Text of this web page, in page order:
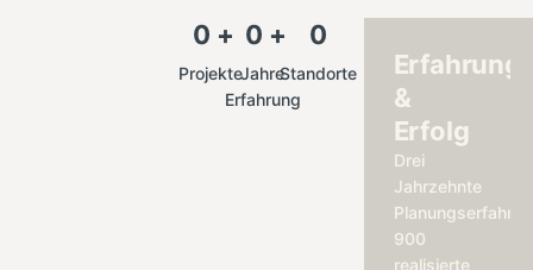
0 +
Projekte
0 +
Jahre
Erfahrung
0
Standorte
Erfahrung
&
Erfolg
Drei
Jahrzehnte
900
realisierte